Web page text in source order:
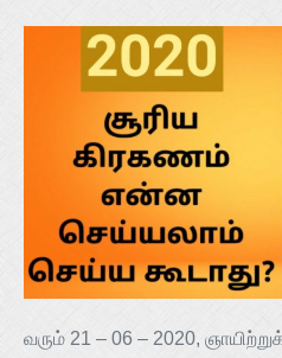
வரும் 21 – 06 – 2020,